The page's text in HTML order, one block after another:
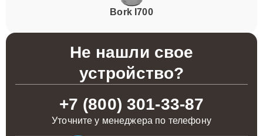
Bork I700
Не нашли свое
устройство?
+7 (800) 301-33-87
Уточните у менеджера по телефону